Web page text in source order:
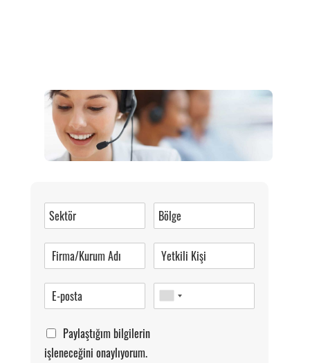
0 (216) 462 49 34
Pazartesi-Cumartesi 09.00-20.00
Paylaştığım bilgilerin
işleneceğini onaylıyorum.